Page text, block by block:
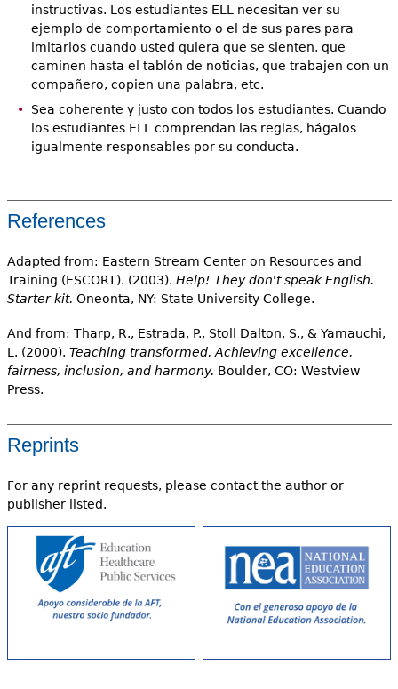
instructivas. Los estudiantes ELL necesitan ver su
ejemplo de comportamiento o el de sus pares para
imitarlos cuando usted quiera que se sienten, que
caminen hasta el tablón de noticias, que trabajen con un
compañero, copien una palabra, etc.
Sea coherente y justo con todos los estudiantes. Cuando
los estudiantes ELL comprendan las reglas, hágalos
igualmente responsables por su conducta.
References
Adapted from: Eastern Stream Center on Resources and
Training (ESCORT). (2003). Help! They don't speak English.
Starter kit. Oneonta, NY: State University College.
And from: Tharp, R., Estrada, P., Stoll Dalton, S., & Yamauchi,
L. (2000). Teaching transformed. Achieving excellence,
fairness, inclusion, and harmony. Boulder, CO: Westview
Press.
Reprints
For any reprint requests, please contact the author or
publisher listed.